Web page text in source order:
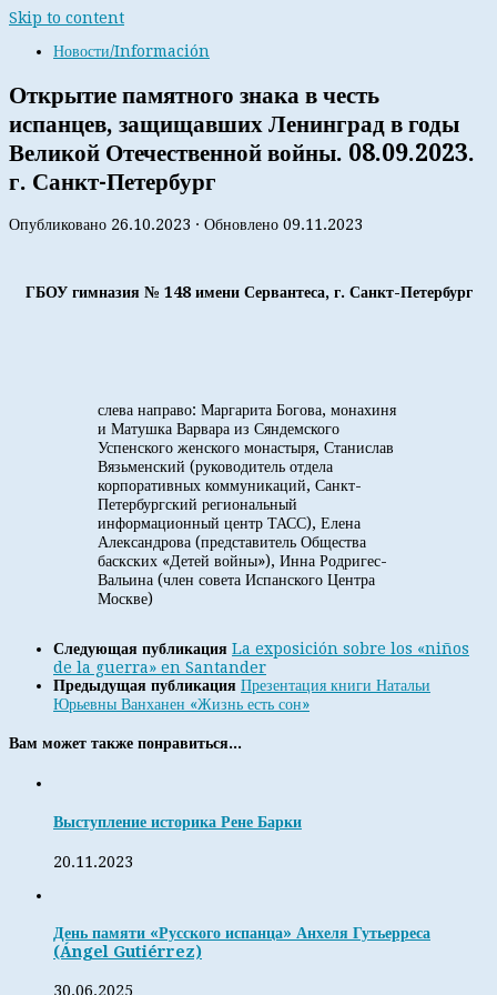
Skip to content
Новости/Información
Открытие памятного знака в честь
испанцев, защищавших Ленинград в годы
Великой Отечественной войны. 08.09.2023.
г. Санкт-Петербург
Опубликовано 26.10.2023 · Обновлено 09.11.2023
ГБОУ гимназия № 148 имени Сервантеса, г. Санкт-Петербург
слева направо: Маргарита Богова, монахиня
и Матушка Варвара из Сяндемского
Успенского женского монастыря, Станислав
Вязьменский (руководитель отдела
корпоративных коммуникаций, Санкт-
Петербургский региональный
информационный центр ТАСС), Елена
Александрова (представитель Общества
баскских «Детей войны»), Инна Родригес-
Вальина (член совета Испанского Центра
Москве)
Следующая публикация La exposición sobre los «niños
de la guerra» en Santander
Предыдущая публикация Презентация книги Натальи
Юрьевны Ванханен «Жизнь есть сон»
Вам может также понравиться...
Выступление историка Рене Барки
20.11.2023
День памяти «Русского испанца» Анхеля Гутьерреса
(Ángel Gutiérrez)
30.06.2025